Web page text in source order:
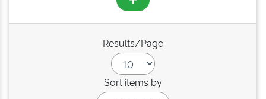
Results/Page
Sort items by